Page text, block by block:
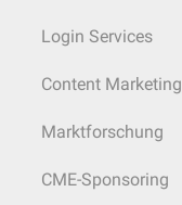
Login Services
Content Marketing
Marktforschung
CME-Sponsoring